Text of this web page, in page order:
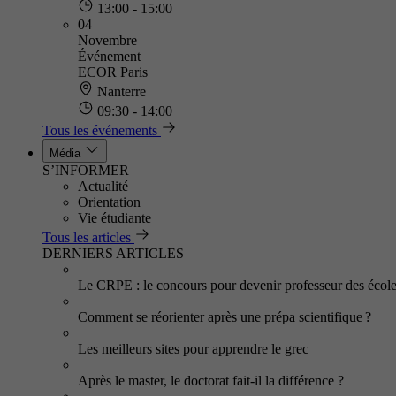
13:00 - 15:00
04
Novembre
Événement
ECOR Paris
Nanterre
09:30 - 14:00
Tous les événements
Média
S’INFORMER
Actualité
Orientation
Vie étudiante
Tous les articles
DERNIERS ARTICLES
Le CRPE : le concours pour devenir professeur des
Comment se réorienter après une prépa scientifique ?
Les meilleurs sites pour apprendre le grec
Après le master, le doctorat fait-il la différence ?